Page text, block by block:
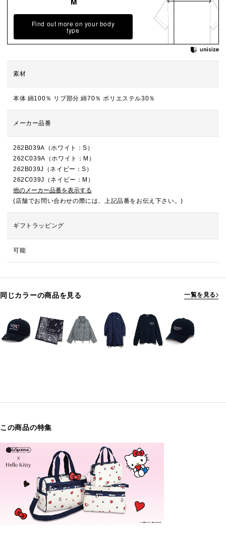
Find out more on your body
type
素材
本体 綿100％ リブ部分 綿70％ ポリエステル30％
メーカー品番
262B039A（ホワイト：S）
262C039A（ホワイト：M）
262B039J（ネイビー：S）
262C039J（ネイビー：M）
他のメーカー品番を表示する
(店舗でお問い合わせの際には、上記品番をお伝え下さい。)
ギフトラッピング
可能
同じカラーの商品を見る 一覧を見る
この商品の特集